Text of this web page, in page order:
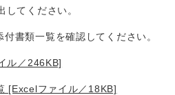
てください。
書類一覧を確認してください。
ル／246KB]
[Excelファイル／18KB]